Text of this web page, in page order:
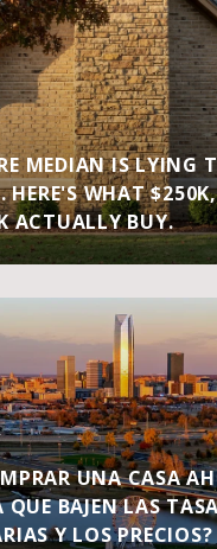
MEDIAN IS LYING
HERE'S WHAT
ACTUALLY BUY.
UNA CASA
QUE BAJEN LAS
Y LOS PRECIOS?